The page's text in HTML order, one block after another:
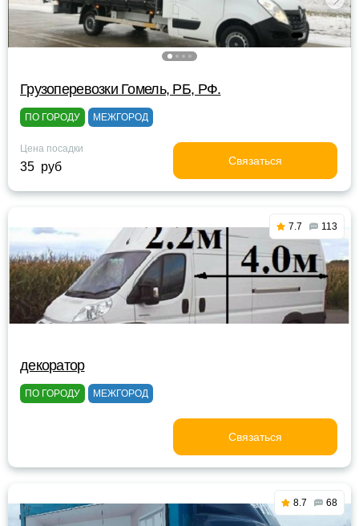
Грузоперевозки Гомель, РБ, РФ.
ПО ГОРОДУ МЕЖГОРОД
Цена посадки
35 руб Связаться
7.7 113
декоратор
ПО ГОРОДУ МЕЖГОРОД
Связаться
8.7 68